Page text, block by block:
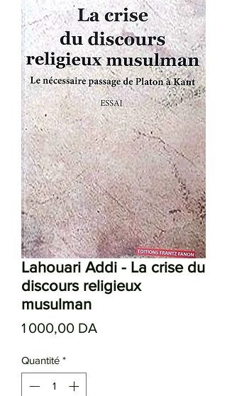
Lahouari Addi - La crise du
discours religieux
musulman
1 000,00 DA
Quantité *